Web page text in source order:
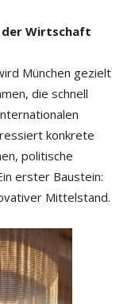
der Wirtschaft
München gezielt
die schnell
konkrete
politische
erster Baustein:
Mittelstand.